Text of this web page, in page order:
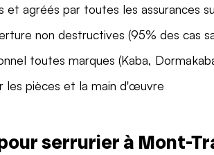
et agréés par toutes les assurances
non destructives (95% des cas
toutes marques (Kaba,
les pièces et la main d'œuvre
serrurier à Mont-